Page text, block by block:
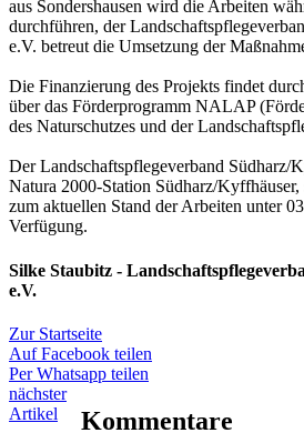
aus Sondershausen wird die Arbeiten
durchführen, der
e.V. betreut die Umsetzung der
Die Finanzierung des Projekts findet
über das Förderprogramm NALAP
des Naturschutzes und der
Der Landschaftspflegeverband Südharz/
Natura 2000-Station Südharz/Kyffhäuser,
zum aktuellen Stand der Arbeiten unter
Verfügung.
Silke Staubitz -
e.V.
Zur Startseite
Auf Facebook teilen
Per Whatsapp teilen
nächster
Artikel
Kommentare